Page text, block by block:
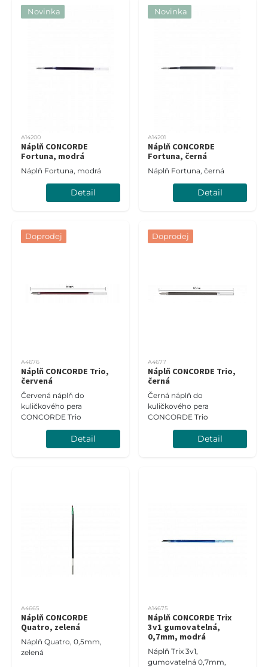
Novinka
A14200
Náplň CONCORDE
Fortuna, modrá
Náplň Fortuna, modrá
Detail
Novinka
A14201
Náplň CONCORDE
Fortuna, černá
Náplň Fortuna, černá
Detail
Doprodej
A4676
Náplň CONCORDE Trio,
červená
Červená náplň do
kuličkového pera
CONCORDE Trio
Detail
Doprodej
A4677
Náplň CONCORDE Trio,
černá
Černá náplň do
kuličkového pera
CONCORDE Trio
Detail
A4665
Náplň CONCORDE
Quatro, zelená
Náplň Quatro, 0,5mm,
zelená
A14675
Náplň CONCORDE Trix
3v1 gumovatelná,
0,7mm, modrá
Náplň Trix 3v1,
gumovatelná 0,7mm,